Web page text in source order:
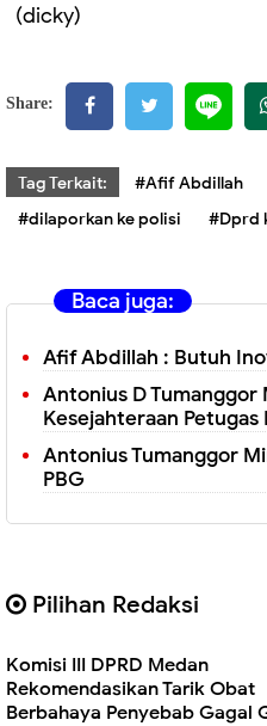
(dicky)
Share:
Tag Terkait: #Afif Abdillah
#dilaporkan ke polisi
#Dprd
Baca juga:
Afif Abdillah : Butuh
Antonius D Tumanggor
Kesejahteraan
Antonius Tumanggor
PBG
Pilihan Redaksi
Komisi III DPRD Medan
Rekomendasikan Tarik Obat
Berbahaya Penyebab Gagal